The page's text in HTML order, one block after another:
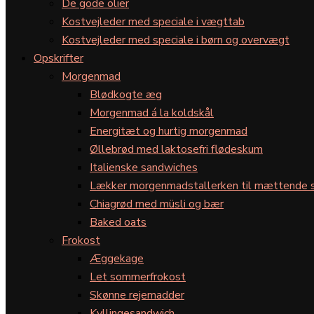
De gode olier
Kostvejleder med speciale i vægttab
Kostvejleder med speciale i børn og overvægt
Opskrifter
Morgenmad
Blødkogte æg
Morgenmad á la koldskål
Energitæt og hurtig morgenmad
Øllebrød med laktosefri flødeskum
Italienske sandwiches
Lækker morgenmadstallerken til mættende
Chiagrød med müsli og bær
Baked oats
Frokost
Æggekage
Let sommerfrokost
Skønne rejemadder